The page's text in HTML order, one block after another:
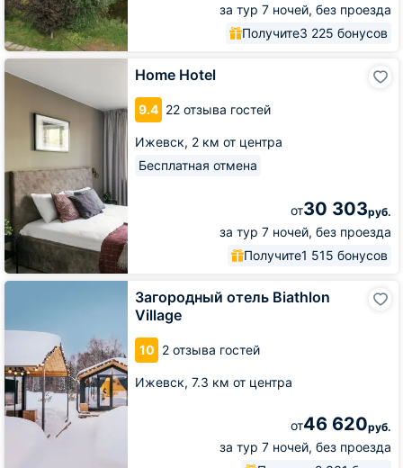
за тур 7 ночей, без проезда
Получите3 225 бонусов
Home Hotel
9.4 22 отзыва гостей
Ижевск, 2 км от центра
Бесплатная отмена
от30 303руб.
за тур 7 ночей, без проезда
Получите1 515 бонусов
Home
Hotel
Загородный отель Biathlon
Village
10 2 отзыва гостей
Ижевск, 7.3 км от центра
от46 620руб.
за тур 7 ночей, без проезда
Загородный
Village